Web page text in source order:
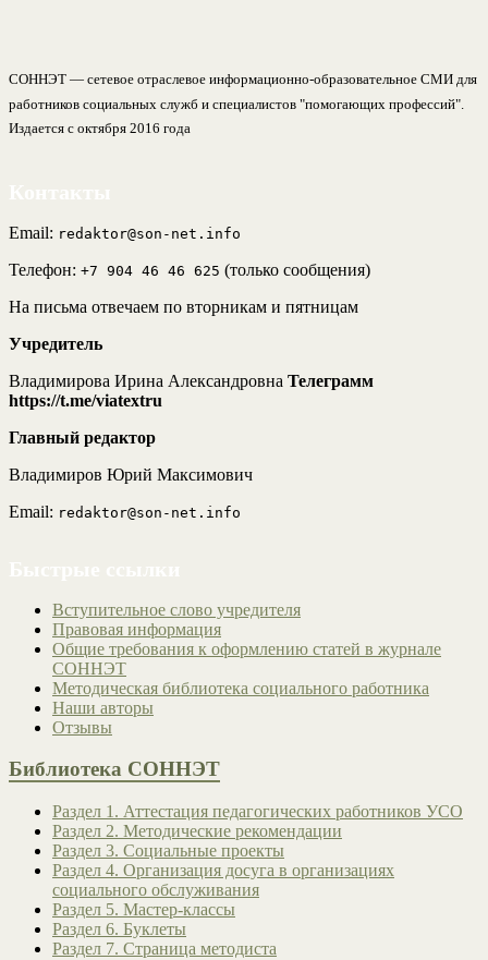
СОННЭТ — сетевое отраслевое информационно-образовательное СМИ для
работников социальных служб и специалистов "помогающих профессий".
Издается с октября 2016 года
Email: redaktor@son-net.info
Телефон: +7 904 46 46 625 (только сообщения)
На письма отвечаем по вторникам и пятницам
Учредитель
Владимирова Ирина Александровна Телеграмм
https://t.me/viatextru
Главный редактор
Владимиров Юрий Максимович
Email: redaktor@son-net.info
Вступительное слово учредителя
Правовая информация
Общие требования к оформлению статей в журнале
СОННЭТ
Методическая библиотека социального работника
Наши авторы
Отзывы
Библиотека СОННЭТ
Раздел 1. Аттестация педагогических работников УСО
Раздел 2. Методические рекомендации
Раздел 3. Социальные проекты
Раздел 4. Организация досуга в организациях
социального обслуживания
Раздел 5. Мастер-классы
Раздел 6. Буклеты
Раздел 7. Страница методиста